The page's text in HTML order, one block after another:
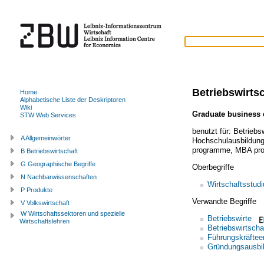
Graduate business
benutzt für:
Hochschulausbildung
programme, MBA
Oberbegriffe
Verwandte Begriffe
Betriebswirte
Home
Alphabetische Liste der Deskriptoren
Wiki
STW Web Services
A Allgemeinwörter
B Betriebswirtschaft
G Geographische Begriffe
N Nachbarwissenschaften
P Produkte
V Volkswirtschaft
W Wirtschaftssektoren und spezielle
Wirtschaftslehren